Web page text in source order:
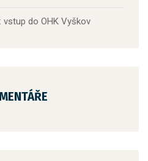
do OHK Vyškov